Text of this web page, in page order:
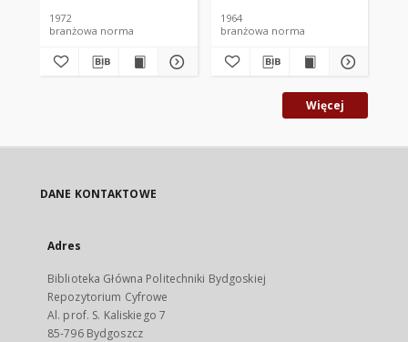
1972
branżowa norma
1964
branżowa norma
Więcej
DANE KONTAKTOWE
Adres
Biblioteka Główna Politechniki Bydgoskiej
Repozytorium Cyfrowe
Al. prof. S. Kaliskiego 7
85-796 Bydgoszcz